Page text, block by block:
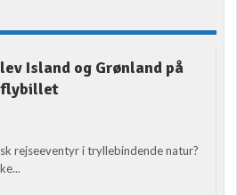
Island og Grønland på
flybillet
rejseeventyr i tryllebindende natur?